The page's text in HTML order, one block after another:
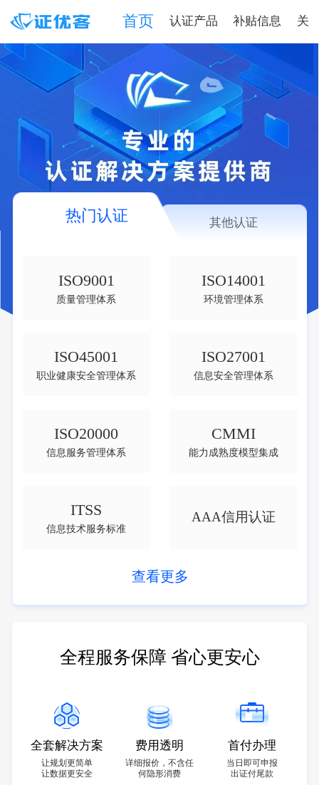
首页 认证产品 补贴信息 关
热门认证 其他认证
ISO9001
质量管理体系
ISO14001
环境管理体系
ISO45001
职业健康安全管理体系
ISO27001
信息安全管理体系
ISO20000
信息服务管理体系
CMMI
能力成熟度模型集成
ITSS
信息技术服务标准
AAA信用认证
查看更多
全程服务保障 省心更安心
全套解决方案
让规划更简单
让数据更安全
费用透明
详细报价，不含任
何隐形消费
首付办理
当日即可申报
出证付尾款